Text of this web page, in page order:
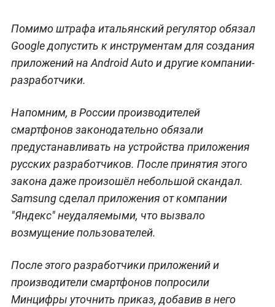
Помимо штрафа итальянский регулятор обязал
Google допустить к инструментам для создания
приложений на Android Auto и другие компании-
разработчики.
Напомним, в России производителей
смартфонов законодательно обязали
предустанавливать на устройства приложения
русских разработчиков. После принятия этого
закона даже произошёл небольшой скандал.
Samsung сделал приложения от компании
"Яндекс" неудаляемыми, что вызвало
возмущение пользователей.
После этого разработчики приложений и
производители смартфонов попросили
Минцифры уточнить приказ, добавив в него